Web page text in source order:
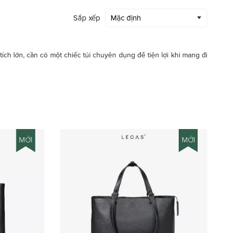
Sắp xếp
lớn, cần có một chiếc túi chuyên dụng để tiện lợi khi mang đi
MỚI MỚI